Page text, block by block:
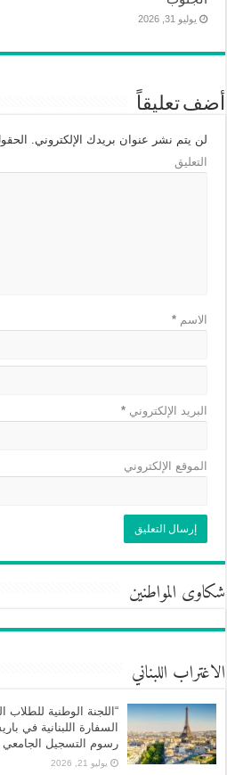
يوليو 31, 2026
أضف تعليقاً
لن يتم نشر عنوان بريدك الإلكتروني.
التعليق
الاسم*
البريد الإلكتروني*
الموقع الإلكتروني
شكاوى المواطنين
الاغتراب اللبناني
“اللجنة الوطنية للطلاب
السفارة اللبنانية في
رسوم التسجيل الجامعي
يوليو 21, 2026